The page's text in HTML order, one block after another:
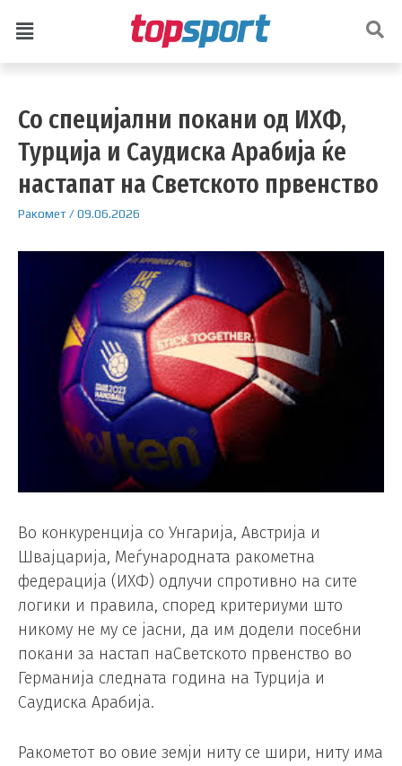
Со специјални покани од ИХФ,
Турција и Саудиска Арабија ќе
настапат на Светското првенство
Ракомет/09.06.2026
Во конкуренција со Унгарија, Австрија и
Швајцарија, Меѓународната ракометна
федерација (ИХФ) одлучи спротивно на сите
логики и правила, според критериуми што
никому не му се јасни, да им додели посебни
покани за настап наСветското првенство во
Германија следната година на Турција и
Саудиска Арабија.
Ракометот во овие земји ниту се шири, ниту има